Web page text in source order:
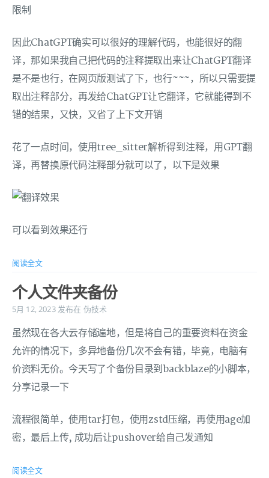
限制
因此ChatGPT确实可以很好的理解代码，也能很好的翻
译，那如果我自己把代码的注释提取出来让ChatGPT翻译
是不是也行，在网页版测试了下，也行~~~，所以只需要提
取出注释部分，再发给ChatGPT让它翻译，它就能得到不
错的结果，又快，又省了上下文开销
花了一点时间，使用tree_sitter解析得到注释，用GPT翻
译，再替换原代码注释部分就可以了，以下是效果
可以看到效果还行
阅读全文
个人文件夹备份
5月 12, 2023 发布在 伪技术
虽然现在各大云存储遍地，但是将自己的重要资料在资金
允许的情况下，多异地备份几次不会有错，毕竟，电脑有
价资料无价。今天写了个备份目录到backblaze的小脚本，
分享记录一下
流程很简单，使用tar打包，使用zstd压缩，再使用age加
密，最后上传, 成功后让pushover给自己发通知
阅读全文